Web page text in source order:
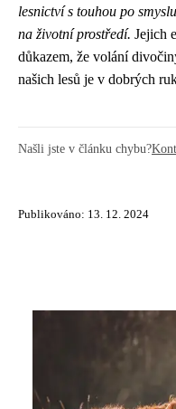
lesnictví s touhou po
na životní prostředí. Jejich
důkazem, že volání
našich lesů je v dobrých
Našli jste v článku chybu?
Publikováno: 13. 12. 2024